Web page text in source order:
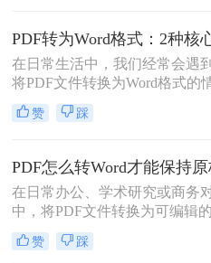
最适合自己的转换方式。
在日常生活中，我们经常会遇
将PDF文件转换为Word格式的
以便于编辑和修改文件内容。
何将pdf转为word格式呢？本文
赞 踩
在日常办公、学术研究或商务
中，将PDF文件转换为可编辑
文档是极高频的需求。但最令
的往往不是转换本身，而是转
赞 踩